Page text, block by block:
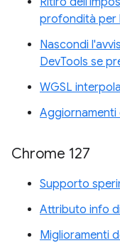
profondità per
Nascondi
DevTools se
WGSL
Aggiornamenti
Chrome 127
Supporto
Attributo info
Miglioramenti